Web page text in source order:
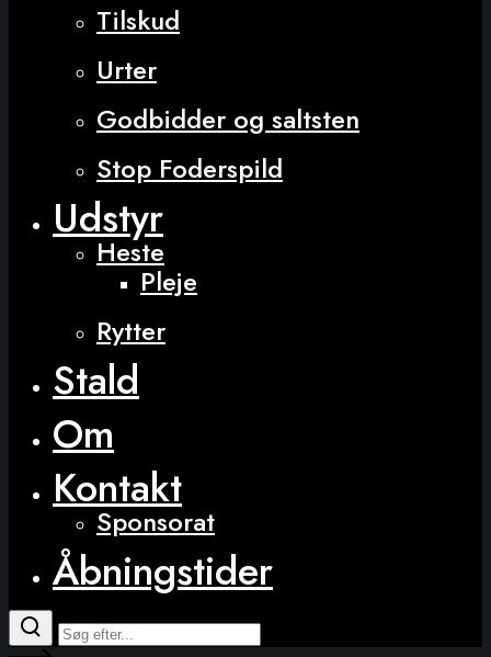
Tilskud
Urter
Godbidder og saltsten
Stop Foderspild
Udstyr
Heste
Pleje
Rytter
Stald
Om
Kontakt
Sponsorat
Åbningstider